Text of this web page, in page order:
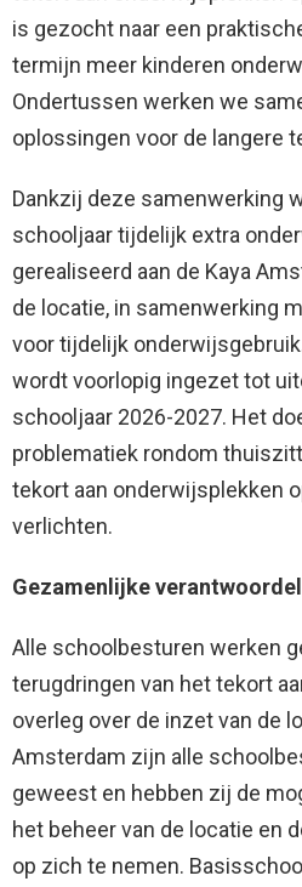
is gezocht naar een
termijn meer kinderen
Ondertussen werken we
oplossingen voor de langere
Dankzij deze samenwerking
schooljaar tijdelijk extra
gerealiseerd aan de Kaya
de locatie, in samenwerking
voor tijdelijk
wordt voorlopig ingezet tot
schooljaar 2026-2027. Het
problematiek rondom
tekort aan onderwijsplekken
verlichten.
Gezamenlijke
Alle schoolbesturen werken
terugdringen van het tekort
overleg over de inzet van de
Amsterdam zijn alle
geweest en hebben zij de
het beheer van de locatie en
op zich te nemen.